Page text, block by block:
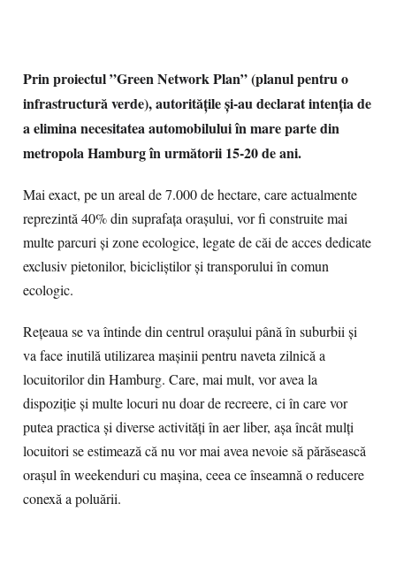
Prin proiectul ”Green Network Plan” (planul pentru o
infrastructură verde), autorităţile şi-au declarat intenţia de
a elimina necesitatea automobilului în mare parte din
metropola Hamburg în următorii 15-20 de ani.
Mai exact, pe un areal de 7.000 de hectare, care actualmente
reprezintă 40% din suprafaţa oraşului, vor fi construite mai
multe parcuri şi zone ecologice, legate de căi de acces dedicate
exclusiv pietonilor, bicicliştilor şi transporului în comun
ecologic.
Reţeaua se va întinde din centrul oraşului până în suburbii şi
va face inutilă utilizarea maşinii pentru naveta zilnică a
locuitorilor din Hamburg. Care, mai mult, vor avea la
dispoziţie şi multe locuri nu doar de recreere, ci în care vor
putea practica şi diverse activităţi în aer liber, aşa încât mulţi
locuitori se estimează că nu vor mai avea nevoie să părăsească
oraşul în weekenduri cu maşina, ceea ce înseamnă o reducere
conexă a poluării.